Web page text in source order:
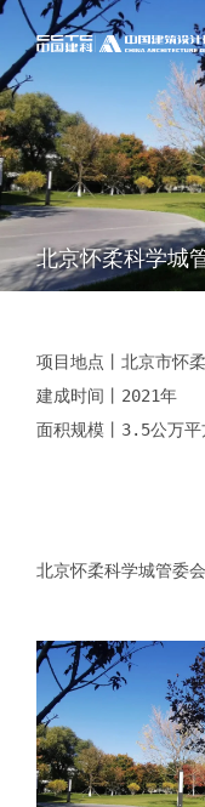
北京怀柔科学城
项目地点丨北京市怀
建成时间丨2021年
面积规模丨3.5公万平
北京怀柔科学城管委